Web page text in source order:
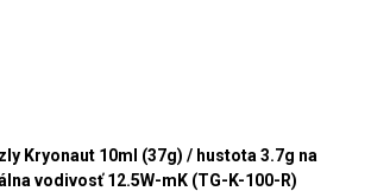
Kryonaut 10ml (37g) / hustota 3.7g na
vodivosť 12.5W-mK (TG-K-100-R)